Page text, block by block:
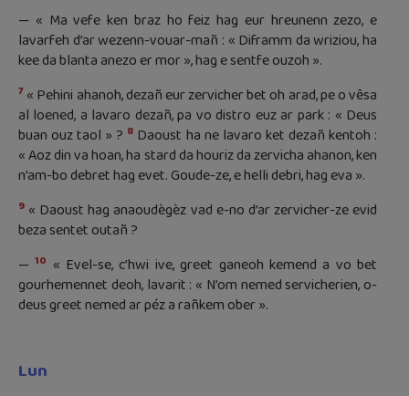
— « Ma vefe ken braz ho feiz hag eur hreunenn zezo, e
lavarfeh d’ar wezenn-vouar-mañ : « Diframm da wriziou, ha
kee da blanta anezo er mor », hag e sentfe ouzoh ».
7 « Pehini ahanoh, dezañ eur zervicher bet oh arad, pe o vêsa
al loened, a lavaro dezañ, pa vo distro euz ar park : « Deus
buan ouz taol » ? 8 Daoust ha ne lavaro ket dezañ kentoh :
« Aoz din va hoan, ha stard da houriz da zervicha ahanon, ken
n’am-bo debret hag evet. Goude-ze, e helli debri, hag eva ».
9 « Daoust hag anaoudègèz vad e-no d’ar zervicher-ze evid
beza sentet outañ ?
—10 « Evel-se, c’hwi ive, greet ganeoh kemend a vo bet
gourhemennet deoh, lavarit : « N’om nemed servicherien, o-
deus greet nemed ar péz a rañkem ober ».
Lun